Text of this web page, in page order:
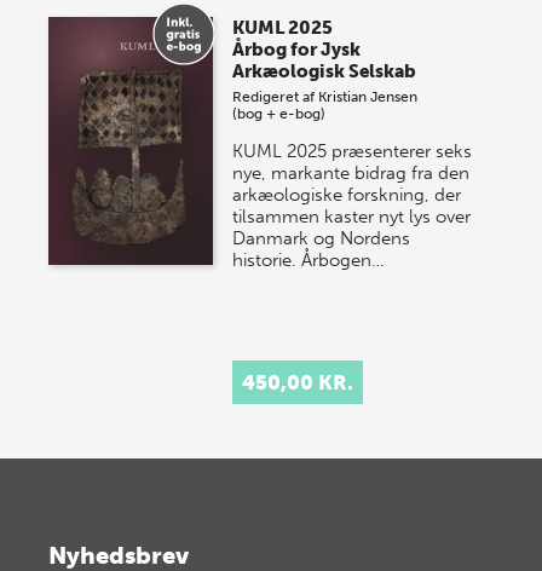
KUML 2025
Årbog for Jysk
Arkæologisk Selskab
Redigeret af Kristian Jensen
(bog + e-bog)
KUML 2025 præsenterer seks
nye, markante bidrag fra den
arkæologiske forskning, der
tilsammen kaster nyt lys over
Danmark og Nordens
historie. Årbogen…
450,00 KR.
Nyhedsbrev